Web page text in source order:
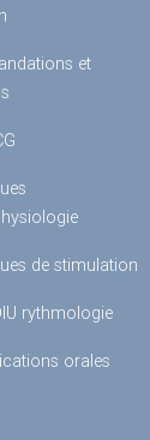
et
de stimulation
rythmologie
orales